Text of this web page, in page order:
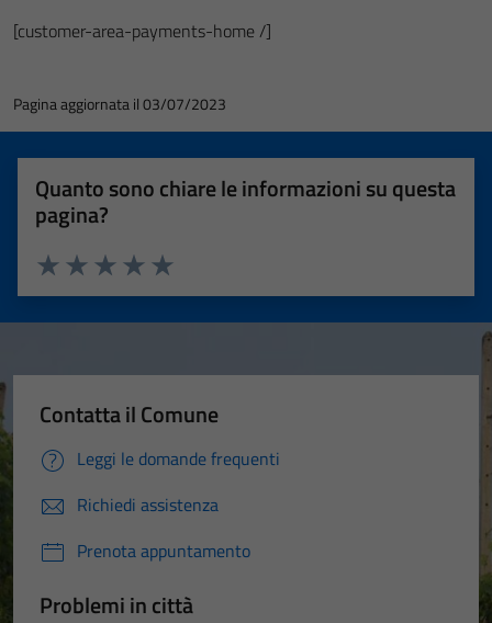
[customer-area-payments-home /]
Pagina aggiornata il 03/07/2023
Quanto sono chiare le informazioni su questa
pagina?
Valuta 5 stelle su 5
Valuta 4 stelle su 5
Valuta 3 stelle su 5
Valuta 2 stelle su 5
Valuta 1 stelle su 5
Contatta il Comune
Leggi le domande frequenti
Richiedi assistenza
Prenota appuntamento
Problemi in città